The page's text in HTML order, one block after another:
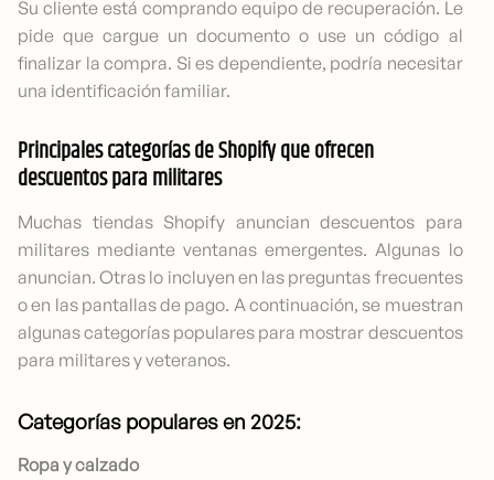
Su cliente está comprando equipo de recuperación. Le
pide que cargue un documento o use un código al
finalizar la compra. Si es dependiente, podría necesitar
una identificación familiar.
Principales categorías de Shopify que ofrecen
descuentos para militares
Muchas tiendas Shopify anuncian descuentos para
militares mediante ventanas emergentes. Algunas lo
anuncian. Otras lo incluyen en las preguntas frecuentes
o en las pantallas de pago. A continuación, se muestran
algunas categorías populares para mostrar descuentos
para militares y veteranos.
Categorías populares en 2025:
Ropa y calzado